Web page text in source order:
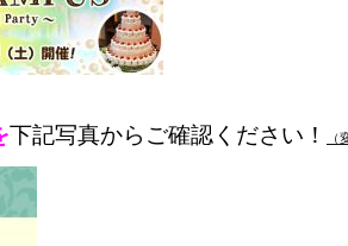
下記写真からご確認ください！